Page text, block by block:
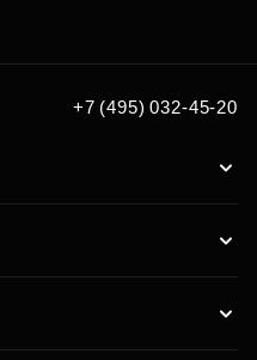
+7 (495) 032-45-20